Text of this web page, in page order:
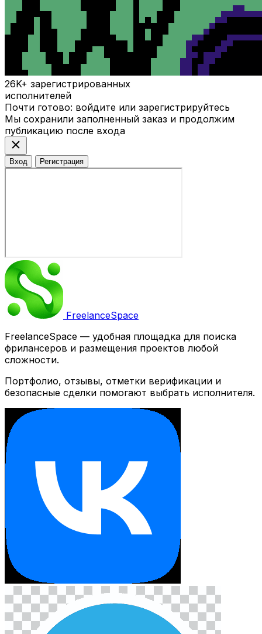
26K+ зарегистрированных
исполнителей
Почти готово: войдите или зарегистрируйтесь
Мы сохранили заполненный заказ и продолжим
публикацию после входа
close
Вход Регистрация
FreelanceSpace
FreelanceSpace — удобная площадка для поиска
фрилансеров и размещения проектов любой
сложности.
Портфолио, отзывы, отметки верификации и
безопасные сделки помогают выбрать исполнителя.